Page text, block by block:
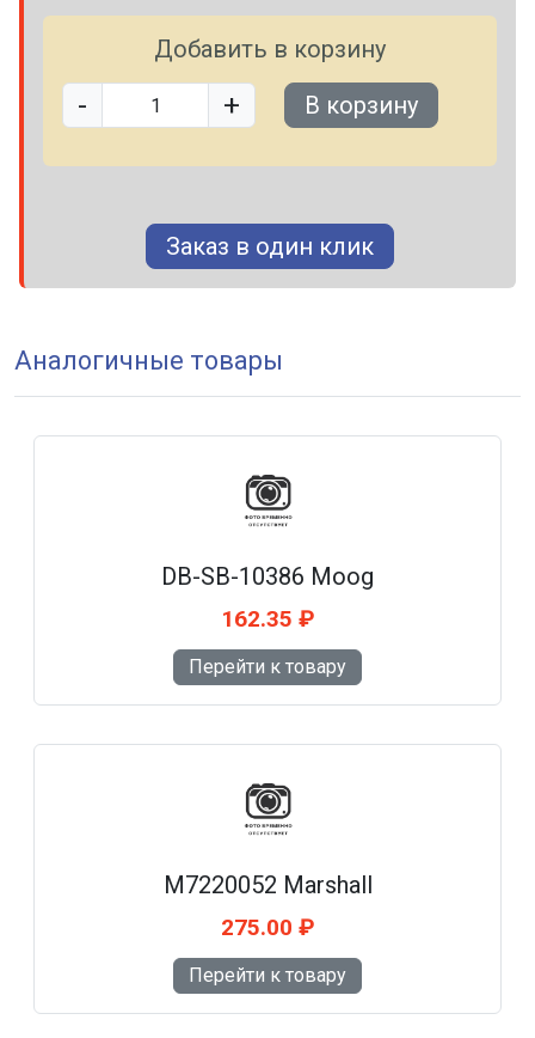
Добавить в корзину
- + В корзину
Заказ в один клик
Аналогичные товары
DB-SB-10386 Moog
162.35 ₽
Перейти к товару
M7220052 Marshall
275.00 ₽
Перейти к товару